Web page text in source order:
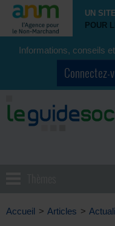
UN
POUR
Informations, conseils
Connectez-
Accueil > Articles >